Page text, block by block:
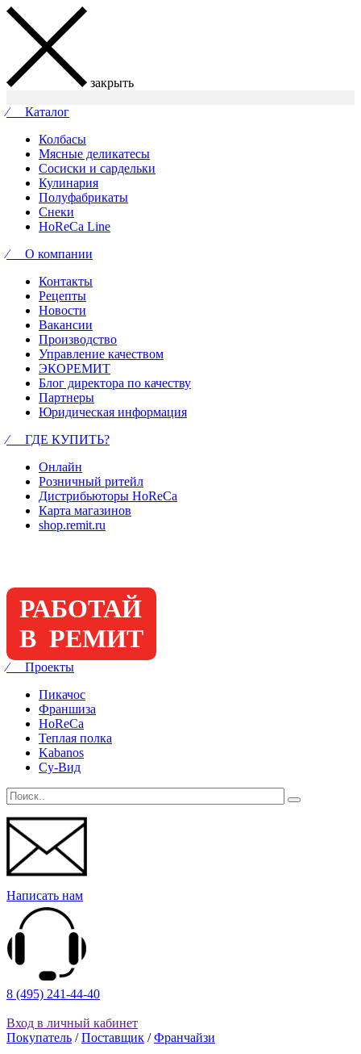
закрыть
⁄ Каталог
Колбасы
Мясные деликатесы
Сосиски и сардельки
Кулинария
Полуфабрикаты
Снеки
HoReCa Line
⁄ О компании
Контакты
Рецепты
Новости
Вакансии
Производство
Управление качеством
ЭКОРЕМИТ
Блог директора по качеству
Партнеры
Юридическая информация
⁄ ГДЕ КУПИТЬ?
Онлайн
Розничный ритейл
Дистрибьюторы HoReCa
Карта магазинов
shop.remit.ru
РАБОТАЙ
В РЕМИТ
⁄ Проекты
Пикачос
Франшиза
HoReCa
Теплая полка
Kabanos
Су-Вид
Написать нам
8 (495) 241-44-40
Вход в личный кабинет
Покупатель /Поставщик /Франчайзи